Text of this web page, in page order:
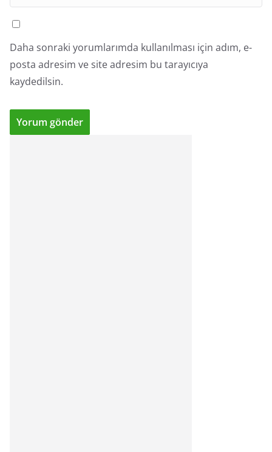
Daha sonraki yorumlarımda kullanılması için adım, e-
posta adresim ve site adresim bu tarayıcıya
kaydedilsin.